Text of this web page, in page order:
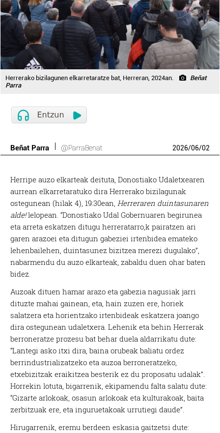
Herrerako bizilagunen elkarretaratze bat, Herreran, 2024an.
Beñat
Parra
Beñat Parra @ParraBenat 2026/06/02
Herripe auzo elkarteak deituta, Donostiako Udaletxearen
aurrean elkarretaratuko dira Herrerako bizilagunak
ostegunean (hilak 4), 19:30ean, Herreraren duintasunaren
alde!lelopean. “Donostiako Udal Gobernuaren begirunea
eta arreta eskatzen ditugu herreratarro,k pairatzen ari
garen arazoei eta ditugun gabeziei irtenbidea emateko
lehenbailehen, duintasunez bizitzea merezi dugulako”,
nabarmendu du auzo elkarteak, zabaldu duen ohar baten
bidez.
Auzoak dituen hamar arazo eta gabezia nagusiak jarri
dituzte mahai gainean, eta, hain zuzen ere, horiek
salatzera eta horientzako irtenbideak eskatzera joango
dira ostegunean udaletxera. Lehenik eta behin Herrerak
berroneratze prozesu bat behar duela aldarrikatu dute:
“Lantegi asko itxi dira, baina orubeak baliatu ordez
berrindustrializatzeko eta auzoa berroneratzeko,
etxebizitzak eraikitzea besterik ez du proposatu udalak”.
Horrekin lotuta, bigarrenik, ekipamendu falta salatu dute:
“Gizarte arlokoak, osasun arlokoak eta kulturakoak, baita
zerbitzuak ere, eta inguruetakoak urrutiegi daude”.
Hirugarrenik, eremu berdeen eskasia gaitzetsi dute: